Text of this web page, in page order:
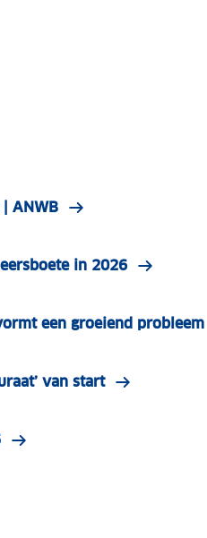
ANWB
in 2026
een groeiend probleem
van start